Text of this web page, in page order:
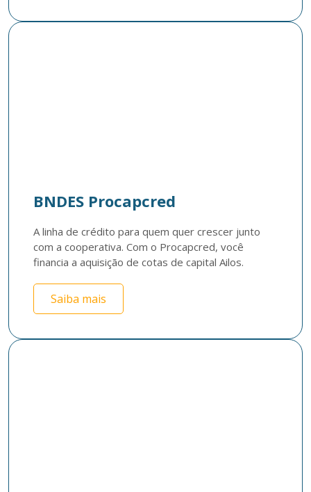
BNDES Procapcred
A linha de crédito para quem quer crescer junto
com a cooperativa. Com o Procapcred, você
financia a aquisição de cotas de capital Ailos.
Saiba mais